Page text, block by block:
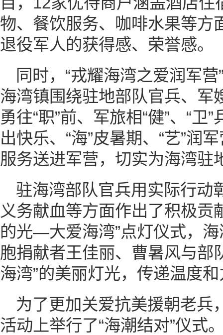
物、餐饮服务、咖啡水果等方
退役军人的获得感、荣誉感。
同时，“戎耀海湾之爱润军
海湾镇围绕驻地部队官兵、军
勇往“职”前、军旅相“健”、“卫
出快乐、“海”皮暑期、“艺”润
服务送进军营，切实为海湾驻
驻海湾部队官兵用实际行动
义务献血等方面作出了积极贡
的光—大爱海湾”点灯仪式，
胞捐献者王佳丽、曹暑风与部
海湾”的美丽灯光，传递温度
为了更加关爱抗美援朝老兵
活动上举行了“海潮结对”仪式